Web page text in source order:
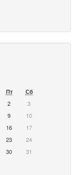
Пт
Сб
2
3
9
10
16
17
23
24
30 31